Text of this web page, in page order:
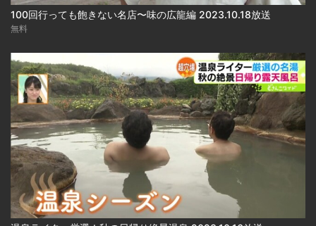
100回行っても飽きない名店〜味の広龍編 2023.10.18放送
無料